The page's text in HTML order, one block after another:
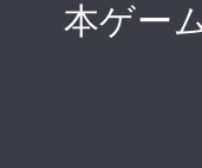
本ゲー